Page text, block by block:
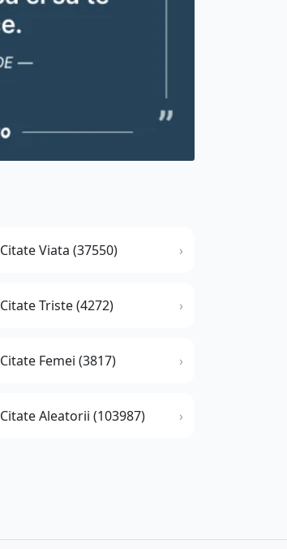
Citate Viata (37550)
Citate Triste (4272)
Citate Femei (3817)
Citate Aleatorii (103987)